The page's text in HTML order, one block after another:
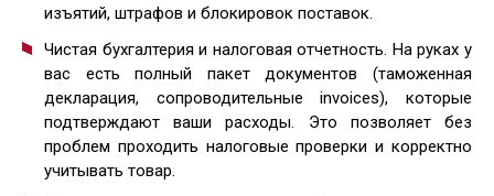
изъятий, штрафов и блокировок поставок.
Чистая бухгалтерия и налоговая отчетность. На руках у
вас есть полный пакет документов (таможенная
декларация, сопроводительные invoices), которые
подтверждают ваши расходы. Это позволяет без
проблем проходить налоговые проверки и корректно
учитывать товар.